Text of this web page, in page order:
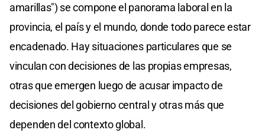
amarillas") se compone el panorama laboral en la
provincia, el país y el mundo, donde todo parece estar
encadenado. Hay situaciones particulares que se
vinculan con decisiones de las propias empresas,
otras que emergen luego de acusar impacto de
decisiones del gobierno central y otras más que
dependen del contexto global.